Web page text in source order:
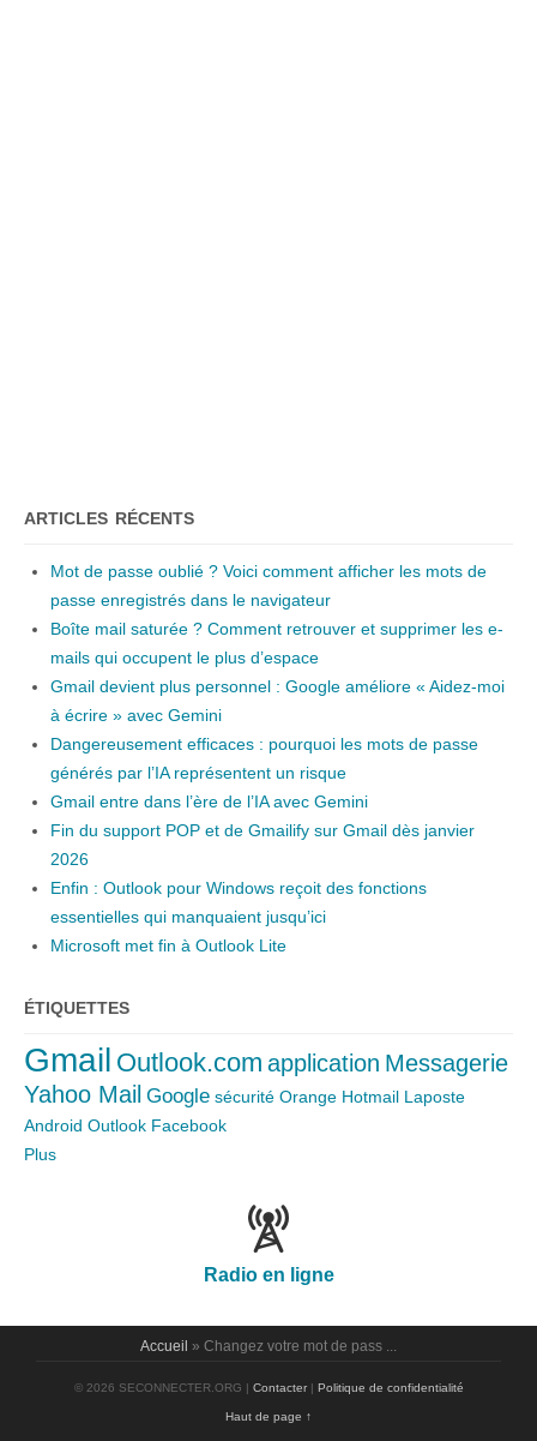
ARTICLES RÉCENTS
Mot de passe oublié ? Voici comment afficher les mots de
passe enregistrés dans le navigateur
Boîte mail saturée ? Comment retrouver et supprimer les e-
mails qui occupent le plus d’espace
Gmail devient plus personnel : Google améliore « Aidez-moi
à écrire » avec Gemini
Dangereusement efficaces : pourquoi les mots de passe
générés par l’IA représentent un risque
Gmail entre dans l’ère de l’IA avec Gemini
Fin du support POP et de Gmailify sur Gmail dès janvier
2026
Enfin : Outlook pour Windows reçoit des fonctions
essentielles qui manquaient jusqu’ici
Microsoft met fin à Outlook Lite
ÉTIQUETTES
Gmail Outlook.com application Messagerie
Yahoo Mail Google sécurité Orange Hotmail Laposte
Android Outlook Facebook
Plus
Radio en ligne
Accueil » Changez votre mot de pass ...
© 2026 SECONNECTER.ORG | Contacter| Politique de confidentialité
Haut de page ↑